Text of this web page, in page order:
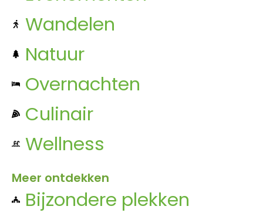
Wandelen
Natuur
Overnachten
Culinair
Wellness
Meer ontdekken
Bijzondere plekken